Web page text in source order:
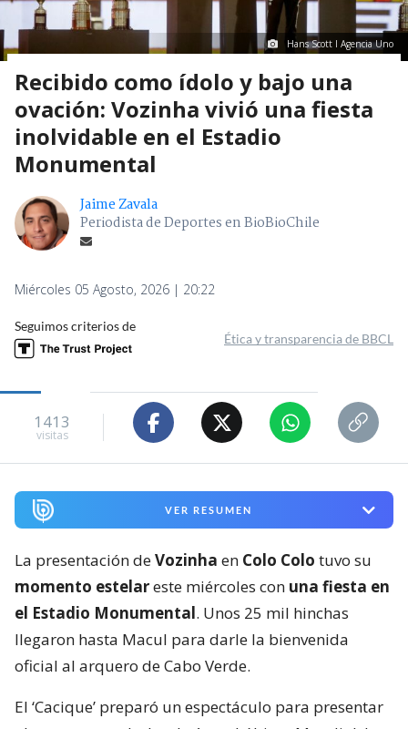
Hans Scott I Agencia Uno
Recibido como ídolo y bajo una
ovación: Vozinha vivió una fiesta
inolvidable en el Estadio
Monumental
Jaime Zavala
Periodista de Deportes en BioBioChile
Miércoles 05 Agosto, 2026 | 20:22
Seguimos criterios de
Ética y transparencia de BBCL
1413
visitas
VER RESUMEN
La presentación deVozinha en Colo Colo tuvo su
momento estelareste miércoles con una fiesta en
el Estadio Monumental. Unos 25 mil hinchas
llegaron hasta Macul para darle la bienvenida
oficial al arquero de Cabo Verde.
El ‘Cacique’ preparó un espectáculo para presentar